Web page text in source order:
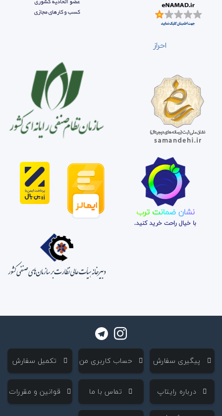
احراز
نشان ضمانت ترب
با خیال راحت خرید کنید.
‌ پیگیری سفارش ‌ حساب کاربری من ‌ تکمیل سفارش
‌ درباره رایتاپ ‌ تماس با ما ‌ قوانین و مقررات